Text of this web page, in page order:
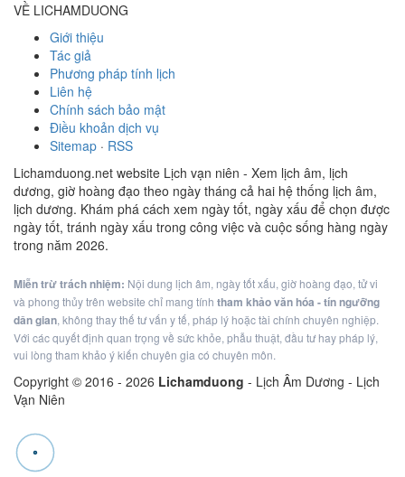
VỀ LICHAMDUONG
Giới thiệu
Tác giả
Phương pháp tính lịch
Liên hệ
Chính sách bảo mật
Điều khoản dịch vụ
Sitemap · RSS
Lichamduong.net website Lịch vạn niên - Xem lịch âm, lịch
dương, giờ hoàng đạo theo ngày tháng cả hai hệ thống lịch âm,
lịch dương. Khám phá cách xem ngày tốt, ngày xấu để chọn được
ngày tốt, tránh ngày xấu trong công việc và cuộc sống hàng ngày
trong năm 2026.
Miễn trừ trách nhiệm: Nội dung lịch âm, ngày tốt xấu, giờ hoàng đạo, tử vi
và phong thủy trên website chỉ mang tính tham khảo văn hóa - tín ngưỡng
dân gian, không thay thế tư vấn y tế, pháp lý hoặc tài chính chuyên nghiệp.
Với các quyết định quan trọng về sức khỏe, phẫu thuật, đầu tư hay pháp lý,
vui lòng tham khảo ý kiến chuyên gia có chuyên môn.
Copyright © 2016 - 2026 Lichamduong - Lịch Âm Dương - Lịch
Vạn Niên